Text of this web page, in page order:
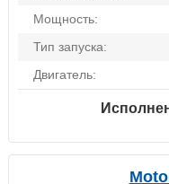
Мощность:
Тип запуска:
Двигатель: